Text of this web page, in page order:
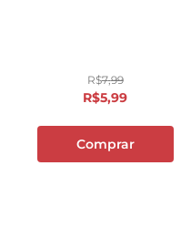
R$7,99
R$5,99
Comprar